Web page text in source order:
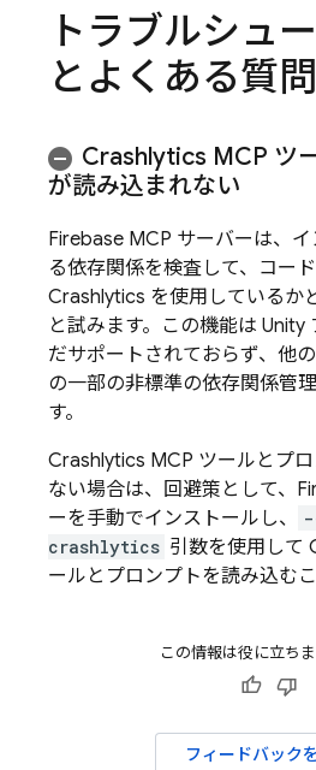
トラブルシュ
とよくある質問
Crashlytics MCP ツ
が読み込まれない
Firebase MCP サーバーは、
る依存関係を検査して、コー
Crashlytics を使用しているか
と試みます。この機能は Unity
だサポートされておらず、他
の一部の非標準の依存関係管
す。
Crashlytics MCP ツールとプ
ない場合は、回避策として、
ーを手動でインストールし、
crashlytics 引数を使用して
ールとプロンプトを読み込むこ
この情報は役に立ち
フィードバック